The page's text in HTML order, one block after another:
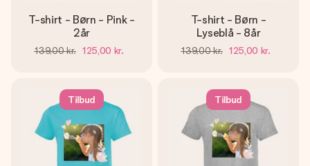
T-shirt - Børn - Pink -
2år
139,00 kr. 125,00 kr.
T-shirt - Børn -
Lyseblå - 8år
139,00 kr. 125,00 kr.
Tilbud Tilbud